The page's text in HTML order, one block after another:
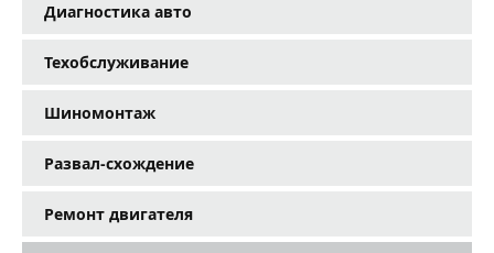
Диагностика авто
Техобслуживание
Шиномонтаж
Развал-схождение
Ремонт двигателя